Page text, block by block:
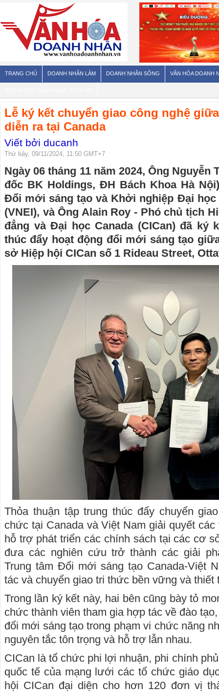
TRANG CHỦ DOANH NHÂN LÀM DOANH NHÂN SỐNG VĂN HÓA DOANH
Lễ ký kết chuyển giao công nghệ
diễn ra tại Canada
Viết bởi ducanh
Thứ bảy, 09/11/2024, 11:50 GMT+7
Ngày 06 tháng 11 năm 2024, Ông Nguyễn
đốc BK Holdings, ĐH Bách Khoa Hà
Đổi mới sáng tạo và Khởi nghiệp Đại học
(VNEI), và Ông Alain Roy - Phó chủ tịch
đẳng và Đại học Canada (CICan) đã ký
thúc đẩy hoạt động đổi mới sáng tạo
sở Hiệp hội CICan số 1 Rideau Street,
Thỏa thuận tập trung thúc đẩy chuyển
chức tại Canada và Việt Nam giải quyết
hỗ trợ phát triển các chính sách tại các cơ
đưa các nghiên cứu trở thành các giải
Trung tâm Đổi mới sáng tạo Canada-Việt
tác và chuyển giao tri thức bền vững và thiết
Trong lần ký kết này, hai bên cũng bày tỏ
chức thành viên tham gia hợp tác về đào
đổi mới sáng tạo trong phạm vi chức năng
nguyên tắc tôn trọng và hỗ trợ lẫn nhau.
CICan là tổ chức phi lợi nhuận, phi chính
quốc tế của mạng lưới các tổ chức giáo
hội CICan đại diện cho hơn 120 đơn vị